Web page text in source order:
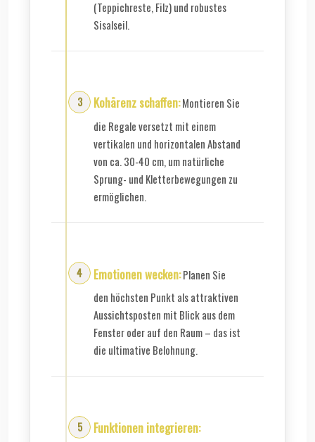
(Teppichreste, Filz) und robustes
Sisalseil.
Kohärenz schaffen:Montieren Sie
die Regale versetzt mit einem
vertikalen und horizontalen Abstand
von ca. 30-40 cm, um natürliche
Sprung- und Kletterbewegungen zu
ermöglichen.
Emotionen wecken:Planen Sie
den höchsten Punkt als attraktiven
Aussichtsposten mit Blick aus dem
Fenster oder auf den Raum – das ist
die ultimative Belohnung.
Funktionen integrieren: